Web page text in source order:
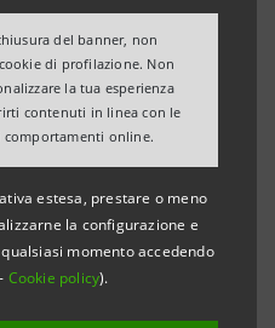
del banner, non
di profilazione. Non
la tua esperienza
contenuti in linea con le
online.
estesa, prestare o meno
la configurazione e
momento accedendo
- Cookie policy).
ricerca
scelte finanziarie degli
del Centro Einaudi e di
su un sondaggio Doxa
2012 intervistando
bancari e/o postali. Il